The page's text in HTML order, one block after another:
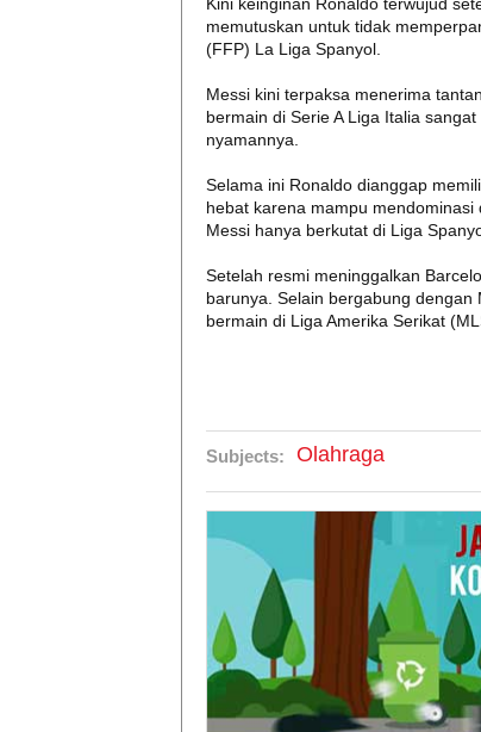
memutuskan untuk tidak
(FFP) La Liga Spanyol.
Messi kini terpaksa menerima
bermain di Serie A Liga Italia
nyamannya.
Selama ini Ronaldo dianggap
hebat karena mampu
Messi hanya berkutat di Liga
Setelah resmi meninggalkan
barunya. Selain bergabung
bermain di Liga Amerika Serikat
Subjects: Olahraga